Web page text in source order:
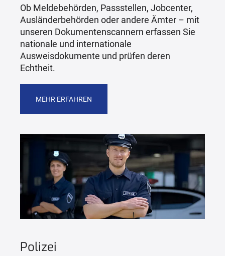
Ob Meldebehörden, Passstellen, Jobcenter,
Ausländerbehörden oder andere Ämter – mit
unseren Dokumentenscannern erfassen Sie
nationale und internationale
Ausweisdokumente und prüfen deren
Echtheit.
MEHR ERFAHREN
Polizei